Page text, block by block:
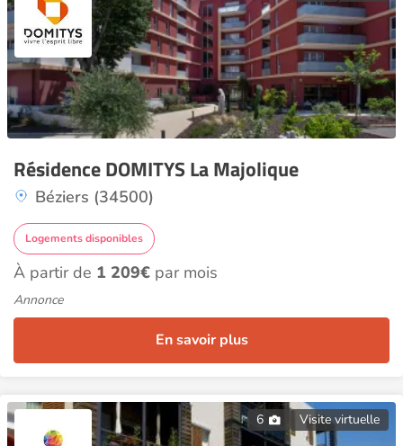
Résidence DOMITYS La Majolique
Béziers (34500)
Logements disponibles
À partir de 1 209€ par mois
Annonce
En savoir plus
6 Visite virtuelle